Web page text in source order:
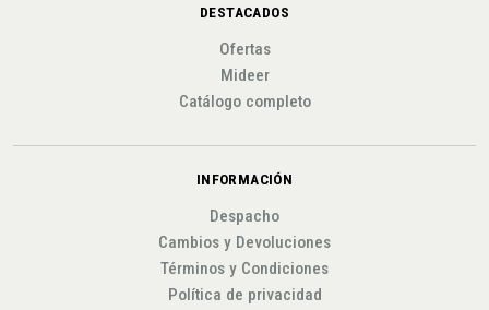
DESTACADOS
Ofertas
Mideer
Catálogo completo
INFORMACIÓN
Despacho
Cambios y Devoluciones
Términos y Condiciones
Política de privacidad